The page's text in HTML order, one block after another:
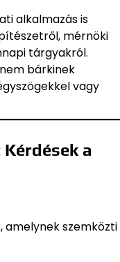
alkalmazás is
mérnöki
tárgyakról.
bárkinek
vagy
a
amelynek szemközti